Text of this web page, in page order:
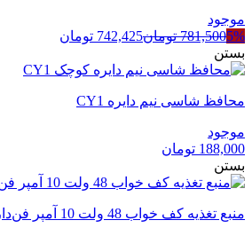
موجود
5%
781,500 تومان742,425 تومان
بستن
محافظ شاسی نیم دایره CY1
موجود
188,000 تومان
بستن
منبع تغذیه کف خواب 48 ولت 10 آمپر فن‌دار ادیسون مدل S-500-48